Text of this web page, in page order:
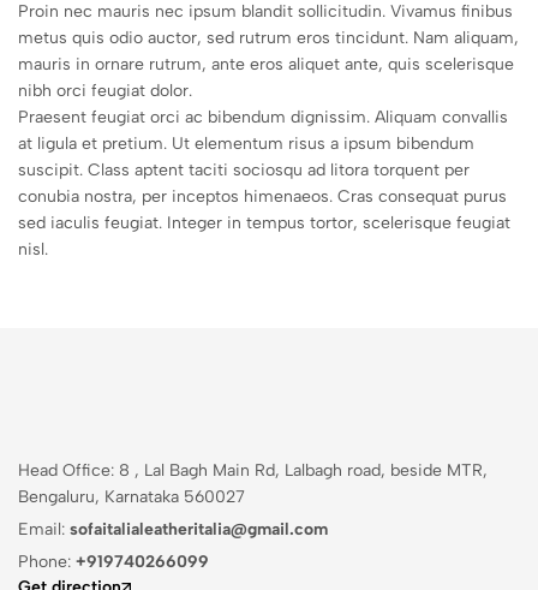
Proin nec mauris nec ipsum blandit sollicitudin. Vivamus finibus
metus quis odio auctor, sed rutrum eros tincidunt. Nam aliquam,
mauris in ornare rutrum, ante eros aliquet ante, quis scelerisque
nibh orci feugiat dolor.
Praesent feugiat orci ac bibendum dignissim. Aliquam convallis
at ligula et pretium. Ut elementum risus a ipsum bibendum
suscipit. Class aptent taciti sociosqu ad litora torquent per
conubia nostra, per inceptos himenaeos. Cras consequat purus
sed iaculis feugiat. Integer in tempus tortor, scelerisque feugiat
nisl.
Head Office: 8 , Lal Bagh Main Rd, Lalbagh road, beside MTR,
Bengaluru, Karnataka 560027
Email: sofaitalialeatheritalia@gmail.com
Phone: +919740266099